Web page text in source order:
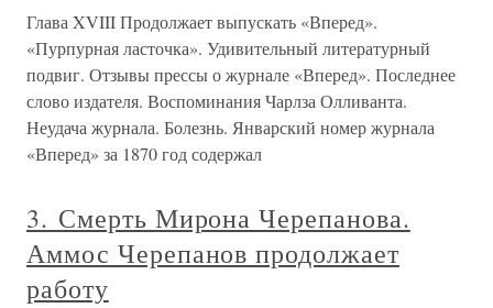
Глава XVIII Продолжает выпускать «Вперед».
«Пурпурная ласточка». Удивительный литературный
подвиг. Отзывы прессы о журнале «Вперед». Последнее
слово издателя. Воспоминания Чарлза Олливанта.
Неудача журнала. Болезнь. Январский номер журнала
«Вперед» за 1870 год содержал
3. Смерть Мирона Черепанова.
Аммос Черепанов продолжает
работу